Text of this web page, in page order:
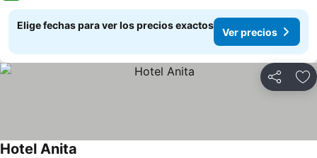
Elige fechas para ver los precios exactos
Ver precios
Compartir
Hotel Anita